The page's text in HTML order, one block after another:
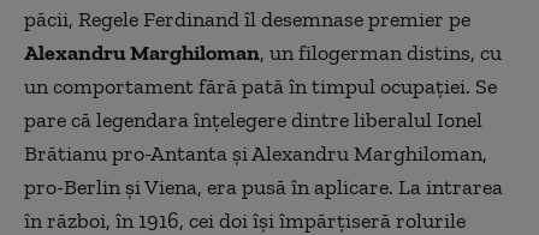
păcii, Regele Ferdinand îl desemnase premier pe
Alexandru Marghiloman, un filogerman distins, cu
un comportament fără pată în timpul ocupaţiei. Se
pare că legendara înţelegere dintre liberalul Ionel
Brătianu pro-Antanta şi Alexandru Marghiloman,
pro-Berlin şi Viena, era pusă în aplicare. La intrarea
în război, în 1916, cei doi îşi împărţiseră rolurile